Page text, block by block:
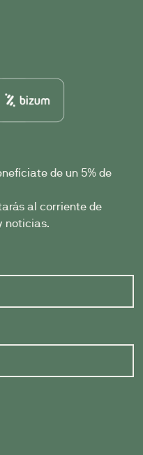
de un 5% de
al corriente de
noticias.